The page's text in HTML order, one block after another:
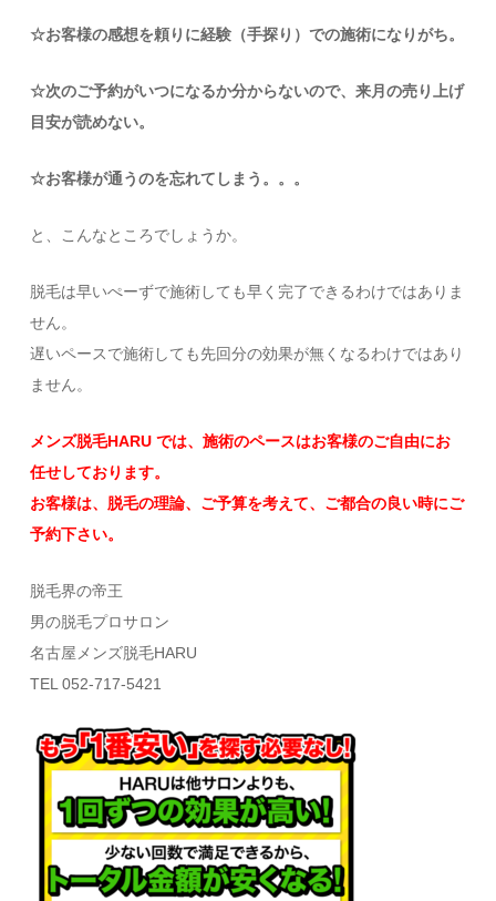
☆お客様の感想を頼りに経験（手探り）での施術になりがち。
☆次のご予約がいつになるか分からないので、来月の売り上げ
目安が読めない。
☆お客様が通うのを忘れてしまう。。。
と、こんなところでしょうか。
脱毛は早いぺーずで施術しても早く完了できるわけではありま
せん。
遅いペースで施術しても先回分の効果が無くなるわけではあり
ません。
メンズ脱毛HARU では、施術のペースはお客様のご自由にお
任せしております。
お客様は、脱毛の理論、ご予算を考えて、 ご都合の良い時にご
予約下さい。
脱毛界の帝王
男の脱毛プロサロン
名古屋メンズ脱毛HARU
TEL 052-717-5421